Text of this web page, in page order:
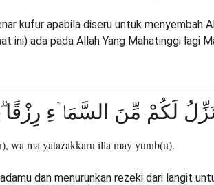
kufur apabila diseru untuk menyembah
ini) ada pada Allah Yang Mahatinggi lagi
لَكُمْ مِّنَ السَّمَاۤءِ رِزْقًا
wa mā yatażakkaru illā may yunīb(u).
dan menurunkan rezeki dari langit